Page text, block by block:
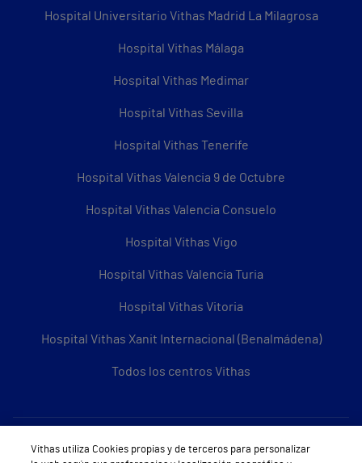
Hospital Universitario Vithas Madrid La Milagrosa
Hospital Vithas Málaga
Hospital Vithas Medimar
Hospital Vithas Sevilla
Hospital Vithas Tenerife
Hospital Vithas Valencia 9 de Octubre
Hospital Vithas Valencia Consuelo
Hospital Vithas Vigo
Hospital Vithas Valencia Turia
Hospital Vithas Vitoria
Hospital Vithas Xanit Internacional (Benalmádena)
Todos los centros Vithas
Sobre Vithas
Vithas utiliza Cookies propias y de terceros para personalizar